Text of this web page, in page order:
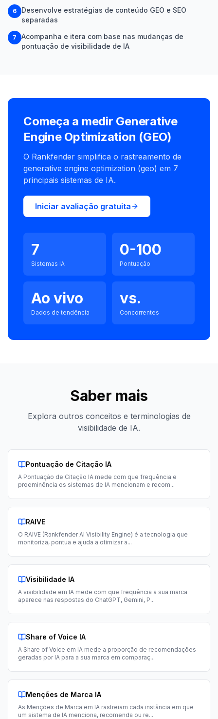
6
Desenvolve estratégias de conteúdo GEO e SEO
separadas
7
Acompanha e itera com base nas mudanças de
pontuação de visibilidade de IA
Começa a medir Generative
Engine Optimization (GEO)
O Rankfender simplifica o rastreamento de
generative engine optimization (geo) em 7
principais sistemas de IA.
Iniciar avaliação gratuita
7
Sistemas IA
0-100
Pontuação
Ao vivo
Dados de tendência
vs.
Concorrentes
Saber mais
Explora outros conceitos e terminologias de
visibilidade de IA.
Pontuação de Citação IA
A Pontuação de Citação IA mede com que frequência e
proeminência os sistemas de IA mencionam e recom...
RAIVE
O RAIVE (Rankfender AI Visibility Engine) é a tecnologia que
monitoriza, pontua e ajuda a otimizar a...
Visibilidade IA
A visibilidade em IA mede com que frequência a sua marca
aparece nas respostas do ChatGPT, Gemini, P...
Share of Voice IA
A Share of Voice em IA mede a proporção de recomendações
geradas por IA para a sua marca em comparaç...
Menções de Marca IA
As Menções de Marca em IA rastreiam cada instância em que
um sistema de IA menciona, recomenda ou re...